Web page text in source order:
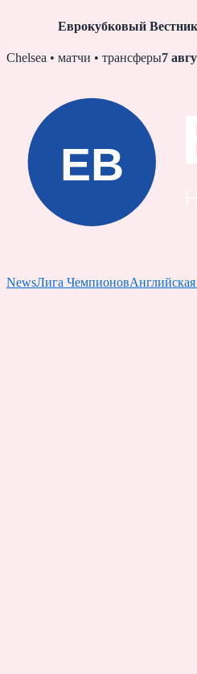
Еврокубковый Вестник
Skip
Chelsea • матчи • трансферы7
NewsЛига Чемпионов